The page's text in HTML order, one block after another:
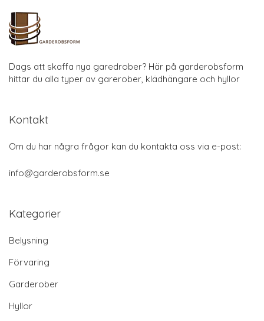
Dags att skaffa nya garedrober? Här på garderobsform
hittar du alla typer av garerober, klädhängare och hyllor
Kontakt
Om du har några frågor kan du kontakta oss via e-post:
info@garderobsform.se
Kategorier
Belysning
Förvaring
Garderober
Hyllor